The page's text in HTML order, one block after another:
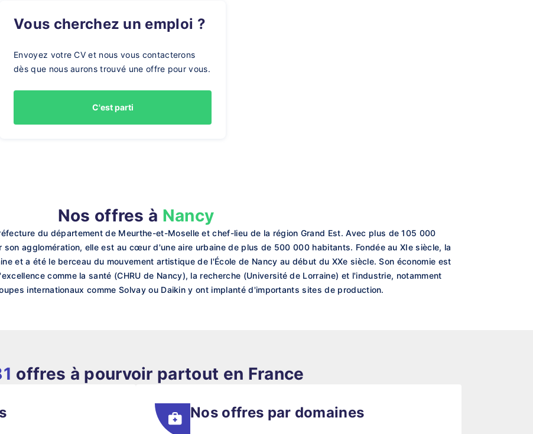
Vous cherchez un emploi ?
Envoyez votre CV et nous vous contacterons
dès que nous aurons trouvé une offre pour vous.
C'est parti
Nos offres à Nancy
du département de Meurthe-et-Moselle et chef-lieu de la région Grand Est. Avec plus de 105 000
agglomération, elle est au cœur d'une aire urbaine de plus de 500 000 habitants. Fondée au XIe siècle, la
et a été le berceau du mouvement artistique de l'École de Nancy au début du XXe siècle. Son économie est
comme la santé (CHRU de Nancy), la recherche (Université de Lorraine) et l'industrie, notamment
internationaux comme Solvay ou Daikin y ont implanté d'importants sites de production.
offres à pourvoir partout en France
Nos offres par domaines